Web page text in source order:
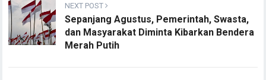
NEXT POST
Sepanjang Agustus, Pemerintah, Swasta,
dan Masyarakat Diminta Kibarkan Bendera
Merah Putih